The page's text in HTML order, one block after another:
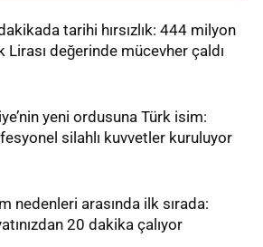
tarihi hırsızlık: 444 milyon
Lirası değerinde mücevher çaldı
yeni ordusuna Türk isim:
silahlı kuvvetler kuruluyor
nedenleri arasında ilk sırada:
20 dakika çalıyor